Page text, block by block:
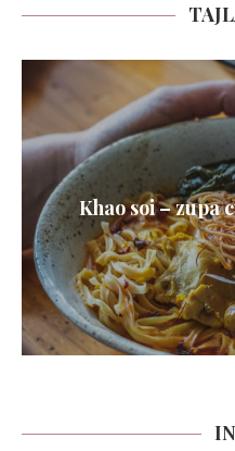
Khao soi – zupa